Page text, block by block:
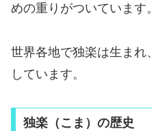
めの重りがついています。
世界各地で独楽は生まれ
しています。
独楽（こま）の歴史